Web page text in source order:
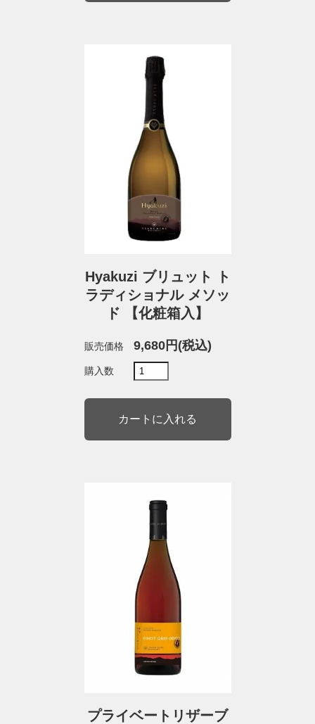
Hyakuzi ブリュット ト
ラディショナル メソッ
ド 【化粧箱入】
販売価格 9,680円(税込)
購入数
プライベートリザーブ